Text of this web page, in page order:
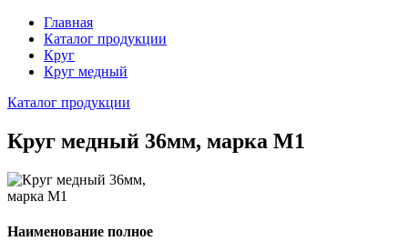
Главная
Каталог продукции
Круг
Круг медный
Каталог продукции
Круг медный 36мм, марка М1
Наименование полное